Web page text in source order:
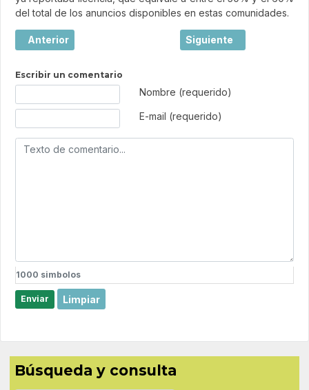
del total de los anuncios disponibles en estas comunidades.
Artículo anterior: España y Portugal suman más de
Anterior Artículo siguiente:
Siguiente
Escribir un comentario
Nombre (requerido)
E-mail (requerido)
1000 simbolos
Enviar Limpiar
Búsqueda y consulta